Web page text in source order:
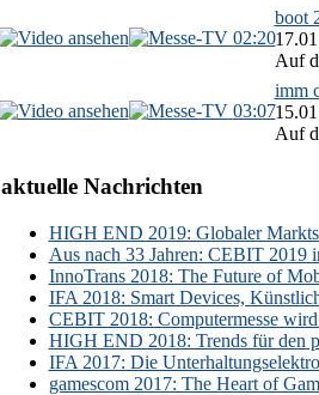
02:20
boot
Auf
03:07
imm
Auf
aktuelle Nachrichten
HIGH END 2019: Globaler
Aus nach 33 Jahren: CEBIT 2019
InnoTrans 2018: The Future of
IFA 2018: Smart Devices,
CEBIT 2018: Computermesse
HIGH END 2018: Trends für den
IFA 2017: Die
gamescom 2017: The Heart of